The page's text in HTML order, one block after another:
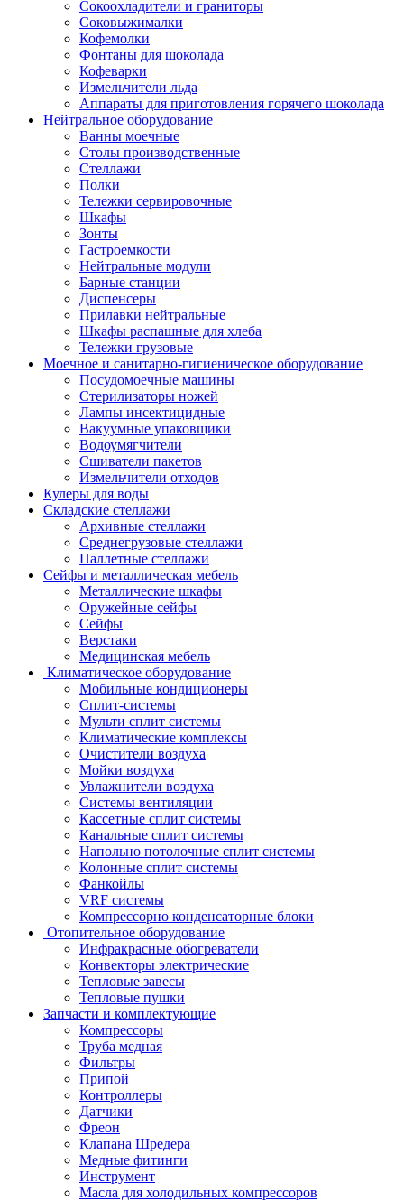
Сокоохладители и граниторы
Соковыжималки
Кофемолки
Фонтаны для шоколада
Кофеварки
Измельчители льда
Аппараты для приготовления горячего шоколада
Нейтральное оборудование
Ванны моечные
Столы производственные
Стеллажи
Полки
Тележки сервировочные
Шкафы
Зонты
Гастроемкости
Нейтральные модули
Барные станции
Диспенсеры
Прилавки нейтральные
Шкафы распашные для хлеба
Тележки грузовые
Моечное и санитарно-гигиеническое оборудование
Посудомоечные машины
Стерилизаторы ножей
Лампы инсектицидные
Вакуумные упаковщики
Водоумягчители
Сшиватели пакетов
Измельчители отходов
Кулеры для воды
Складские стеллажи
Архивные стеллажи
Среднегрузовые стеллажи
Паллетные стеллажи
Сейфы и металлическая мебель
Металлические шкафы
Оружейные сейфы
Сейфы
Верстаки
Медицинская мебель
Климатическое оборудование
Мобильные кондиционеры
Сплит-системы
Мульти сплит системы
Климатические комплексы
Очистители воздуха
Мойки воздуха
Увлажнители воздуха
Системы вентиляции
Кассетные сплит системы
Канальные сплит системы
Напольно потолочные сплит системы
Колонные сплит системы
Фанкойлы
VRF системы
Компрессорно конденсаторные блоки
Отопительное оборудование
Инфракрасные обогреватели
Конвекторы электрические
Тепловые завесы
Тепловые пушки
Запчасти и комплектующие
Компрессоры
Труба медная
Фильтры
Припой
Контроллеры
Датчики
Фреон
Клапана Шредера
Медные фитинги
Инструмент
Масла для холодильных компрессоров